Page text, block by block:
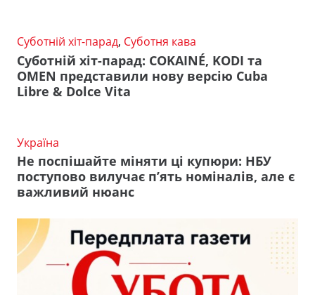
Суботній хіт-парад, Суботня кава
Суботній хіт-парад: COKAINÉ, KODI та
OMEN представили нову версію Cuba
Libre & Dolce Vita
Україна
Не поспішайте міняти ці купюри: НБУ
поступово вилучає п’ять номіналів, але є
важливий нюанс